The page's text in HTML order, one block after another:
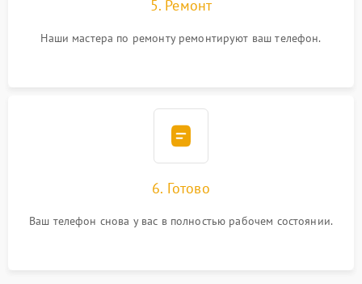
5. Ремонт
Наши мастера по ремонту ремонтируют ваш телефон.
6. Готово
Ваш телефон снова у вас в полностью рабочем состоянии.